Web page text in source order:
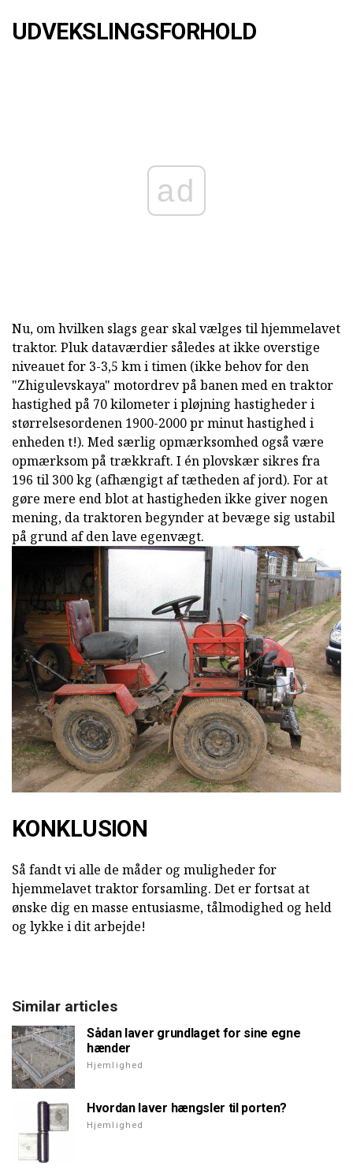
UDVEKSLINGSFORHOLD
ad
Nu, om hvilken slags gear skal vælges til hjemmelavet
traktor. Pluk dataværdier således at ikke overstige
niveauet for 3-3,5 km i timen (ikke behov for den
"Zhigulevskaya" motordrev på banen med en traktor
hastighed på 70 kilometer i pløjning hastigheder i
størrelsesordenen 1900-2000 pr minut hastighed i
enheden t!). Med særlig opmærksomhed også være
opmærksom på trækkraft. I én plovskær sikres fra
196 til 300 kg (afhængigt af tætheden af jord). For at
gøre mere end blot at hastigheden ikke giver nogen
mening, da traktoren begynder at bevæge sig ustabil
på grund af den lave egenvægt.
KONKLUSION
Så fandt vi alle de måder og muligheder for
hjemmelavet traktor forsamling. Det er fortsat at
ønske dig en masse entusiasme, tålmodighed og held
og lykke i dit arbejde!
Similar articles
Sådan laver grundlaget for sine egne
hænder
Hjemlighed
Hvordan laver hængsler til porten?
Hjemlighed